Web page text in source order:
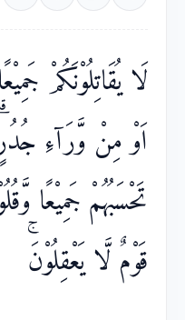
لَا يُقَاتِلُوْنَكُمْ
اَوْ مِنْ وَّرَاۤءِ
تَحْسَبُهُمْ جَمِيْعًا
قَوْمٌ لَّا يَعْقِلُوْنَۚ